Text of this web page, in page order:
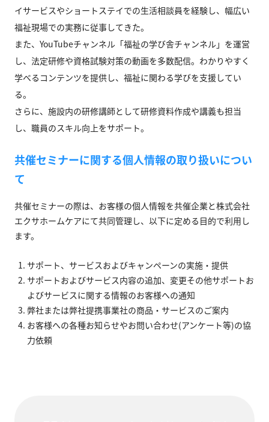
イサービスやショートステイでの生活相談員を経験し、幅広い
福祉現場での実務に従事してきた。
また、YouTubeチャンネル「福祉の学び舎チャンネル」を運営
し、法定研修や資格試験対策の動画を多数配信。わかりやすく
学べるコンテンツを提供し、福祉に関わる学びを支援してい
る。
さらに、施設内の研修講師として研修資料作成や講義も担当
し、職員のスキル向上をサポート。
共催セミナーに関する個人情報の取り扱いについ
て
共催セミナーの際は、お客様の個人情報を共催企業と株式会社
エクサホームケアにて共同管理し、以下に定める目的で利用し
ます。
サポート、サービスおよびキャンペーンの実施・提供
サポートおよびサービス内容の追加、変更その他サポートお
よびサービスに関する情報のお客様への通知
弊社または弊社提携事業社の商品・サービスのご案内
お客様への各種お知らせやお問い合わせ(アンケート等)の協
力依頼